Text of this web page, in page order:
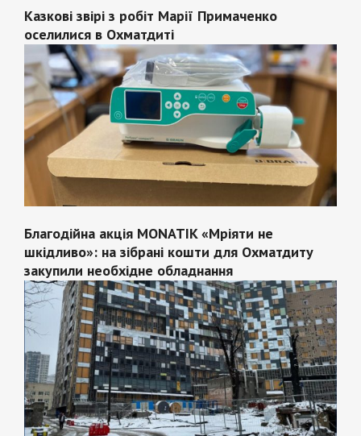
Казкові звірі з робіт Марії Примаченко
оселилися в Охматдиті
Благодійна акція MONATIK «Мріяти не
шкідливо»: на зібрані кошти для Охматдиту
закупили необхідне обладнання